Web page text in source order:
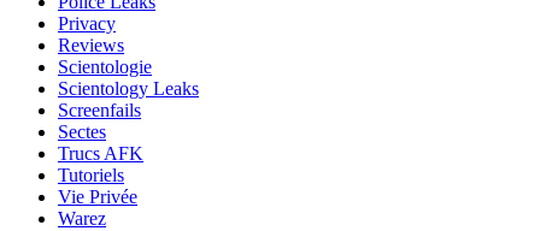
Privacy
Reviews
Scientologie
Scientology Leaks
Screenfails
Sectes
Trucs AFK
Tutoriels
Vie Privée
Warez